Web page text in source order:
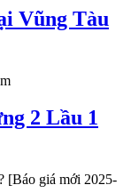
Vũng Tàu
2 Lầu 1